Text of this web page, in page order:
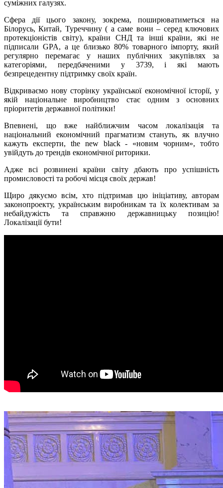
суміжних галузях.
Сфера дії цього закону, зокрема, поширюватиметься на
Білорусь, Китай, Туреччину ( а саме вони – серед ключових
протекціоністів світу), країни СНД та інші країни, які не
підписали GPA, а це близько 80% товарного імпорту, який
регулярно перемагає у наших публічних закупівлях за
категоріями, передбаченими у 3739, і які мають
безпрецедентну підтримку своїх країн.
Відкриваємо нову сторінку української економічної історії, у
якій національне виробництво стає одним з основних
пріоритетів державної політики!
Впевнені, що вже найближчим часом локалізація та
національний економічний прагматизм стануть, як влучно
кажуть експерти, the new black - «новим чорним», тобто
увійдуть до трендів економічної риторики.
Адже всі розвинені країни світу дбають про успішність
промисловості та робочі місця своїх держав!
Щиро дякуємо всім, хто підтримав цю ініціативу, авторам
законопроекту, українським виробникам та їх колективам за
небайдужість та справжню державницьку позицію!
Локалізації бути!